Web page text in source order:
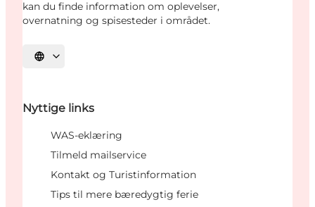
kan du finde information om oplevelser,
overnatning og spisesteder i området.
Vælg sprog
Nyttige links
WAS-eklæring
Tilmeld mailservice
Kontakt og Turistinformation
Tips til mere bæredygtig ferie